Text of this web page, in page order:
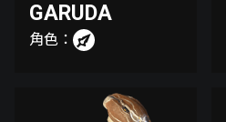
GARUDA
角色：